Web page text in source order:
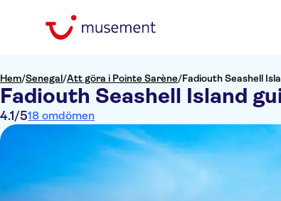
Hem/Senegal/Att göra i Pointe Sarène/Fadiouth Seashell
Fadiouth Seashell Island
4.1 /518 omdömen